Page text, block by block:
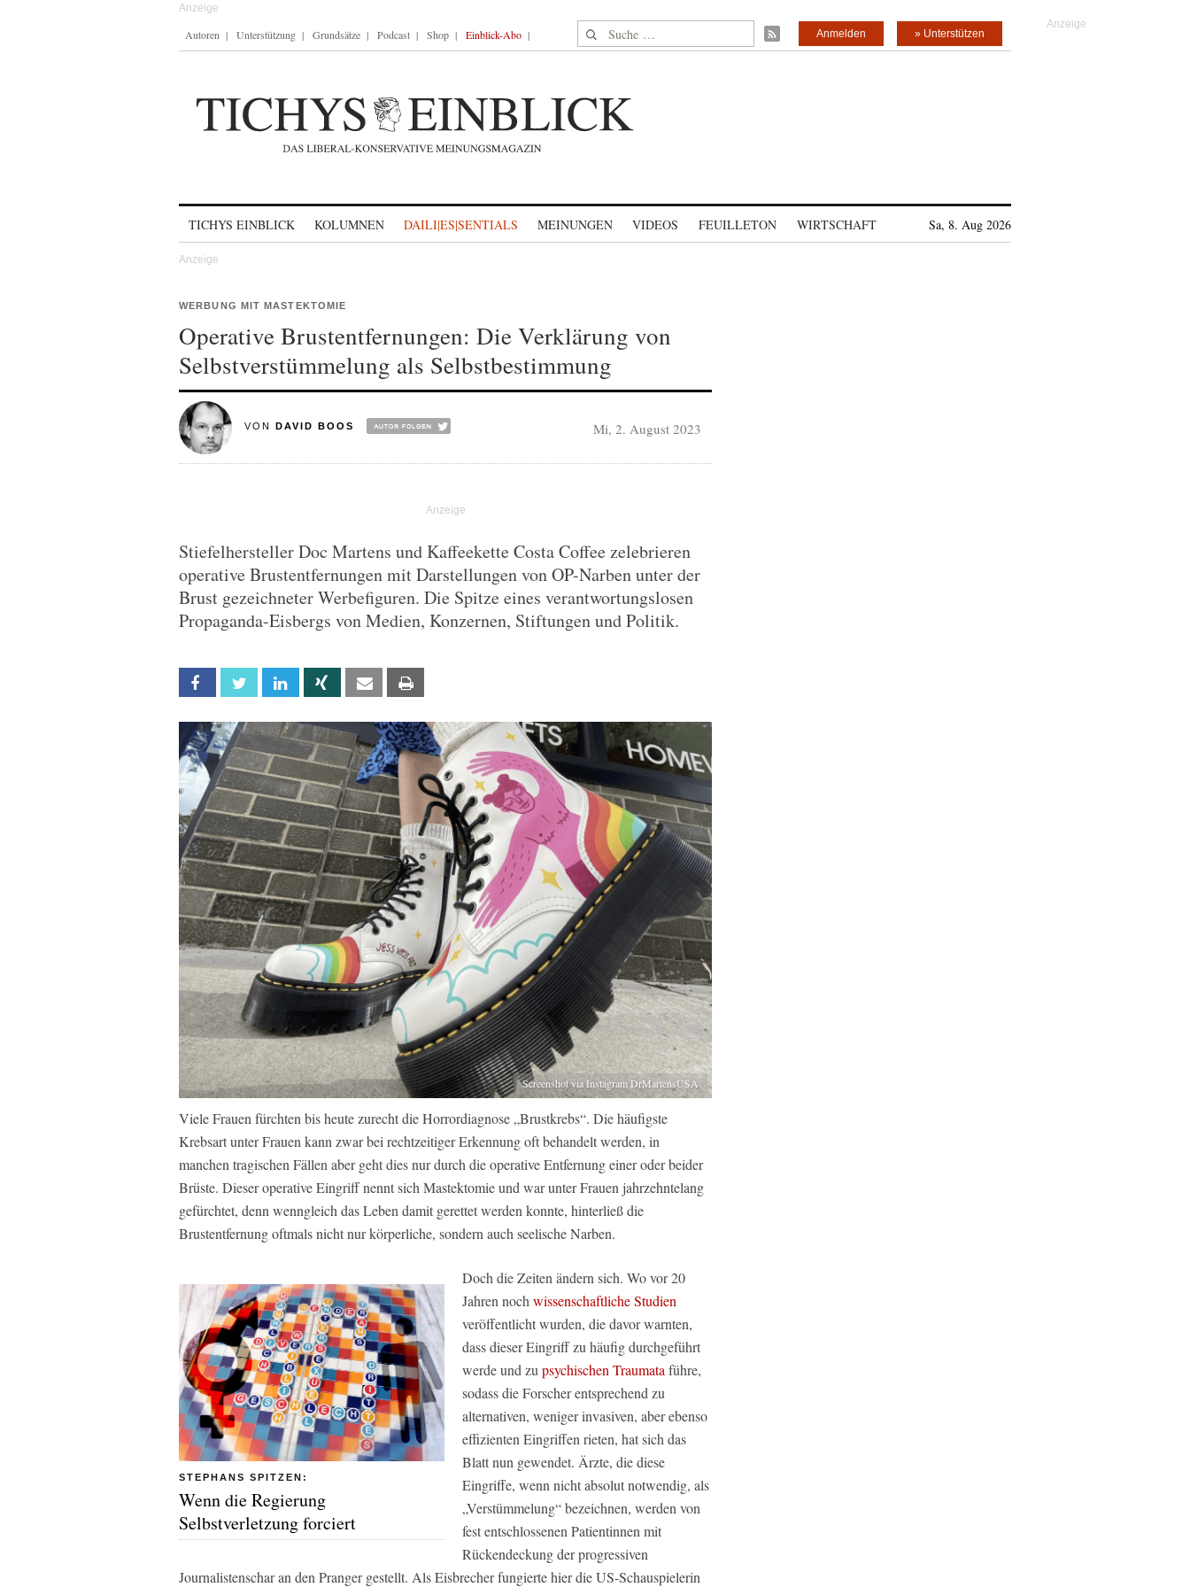
Autoren Unterstützung Grundsätze Podcast Shop Einblick-Abo Suche nach: » Unterstützen
Anmelden
TICHYS EINBLICK KOLUMNEN DAILI|ES|SENTIALS MEINUNGEN VIDEOS FEUILLETON WIRTSCHAFT Sa, 8. Aug 2026
WERBUNG MIT MASTEKTOMIE
Operative Brustentfernungen: Die Verklärung von
Selbstverstümmelung als Selbstbestimmung
VON DAVID BOOS Mi, 2. August 2023
Stiefelhersteller Doc Martens und Kaffeekette Costa Coffee zelebrieren
operative Brustentfernungen mit Darstellungen von OP-Narben unter der
Brust gezeichneter Werbefiguren. Die Spitze eines verantwortungslosen
Propaganda-Eisbergs von Medien, Konzernen, Stiftungen und Politik.
Facebook Twitter Linkedin Xing Email
Screenshot via Instagram DrMartensUSA
Viele Frauen fürchten bis heute zurecht die Horrordiagnose „Brustkrebs“. Die häufigste
Krebsart unter Frauen kann zwar bei rechtzeitiger Erkennung oft behandelt werden, in
manchen tragischen Fällen aber geht dies nur durch die operative Entfernung einer oder beider
Brüste. Dieser operative Eingriff nennt sich Mastektomie und war unter Frauen jahrzehntelang
gefürchtet, denn wenngleich das Leben damit gerettet werden konnte, hinterließ die
Brustentfernung oftmals nicht nur körperliche, sondern auch seelische Narben.
STEPHANS SPITZEN:
Wenn die Regierung
Selbstverletzung forciert
Doch die Zeiten ändern sich. Wo vor 20
Jahren nochwissenschaftliche Studien
veröffentlicht wurden, die davor warnten,
dass dieser Eingriff zu häufig durchgeführt
werde und zupsychischen Traumataführe,
sodass die Forscher entsprechend zu
alternativen, weniger invasiven, aber ebenso
effizienten Eingriffen rieten, hat sich das
Blatt nun gewendet. Ärzte, die diese
Eingriffe, wenn nicht absolut notwendig, als
„Verstümmelung“ bezeichnen, werden von
fest entschlossenen Patientinnen mit
Rückendeckung der progressiven
Journalistenschar an den Pranger gestellt. Als Eisbrecher fungierte hier die US-Schauspielerin